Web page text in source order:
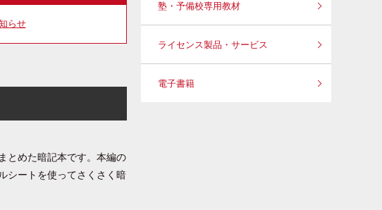
らせ
とめた暗記本です。本編の
シートを使ってさくさく暗
塾・予備校専用教材
ライセンス製品・サービス
電子書籍